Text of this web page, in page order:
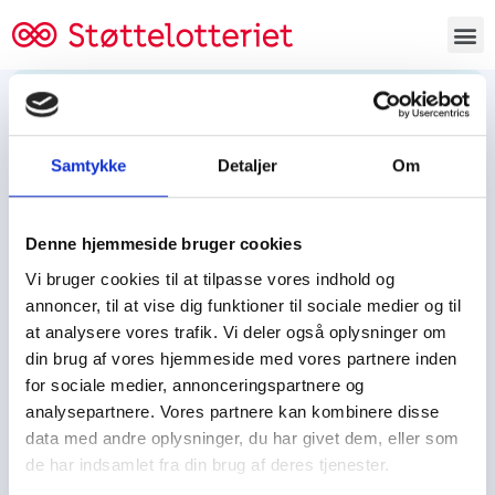
Samtykke Detaljer Om
Denne hjemmeside bruger cookies
Vi bruger cookies til at tilpasse vores indhold og
annoncer, til at vise dig funktioner til sociale medier og til
at analysere vores trafik. Vi deler også oplysninger om
din brug af vores hjemmeside med vores partnere inden
for sociale medier, annonceringspartnere og
analysepartnere. Vores partnere kan kombinere disse
data med andre oplysninger, du har givet dem, eller som
de har indsamlet fra din brug af deres tjenester.
Tjen penge og støt
Tjen penge til:
Spejdere/spejdergruppen/FDF’ere, m.fl.
Kontor
Tjenpengeogstoet.dk
Ejby Industrivej 91
DK – 2600 Glostrup
CVR: 19347508